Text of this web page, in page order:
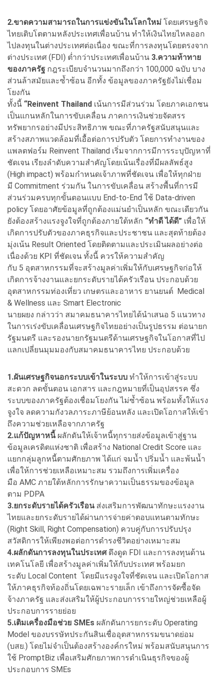
2.ขาดความสามารถในการแข่งขันในโลกใหม่ โดยเศรษฐกิจ
ไทยเติบโตตามหลังประเทศเพื่อนบ้าน ทำให้เงินไทยไหลออก
ไปลงทุนในต่างประเทศต่อเนื่อง ขณะที่การลงทุนโดยตรงจาก
ต่างประเทศ (FDI) ต่ำกว่าประเทศเพื่อนบ้าน 3.ความท้าทาย
ของภาครัฐ กฎระเบียบจำนวนมากถึงกว่า 100,000 ฉบับ บาง
ส่วนล้าสมัยและซ้ำซ้อน อีกทั้ง ข้อมูลของภาครัฐยังไม่เชื่อม
โยงกัน
ทั้งนี้ “Reinvent Thailand เน้นการมีส่วนร่วม โดยภาคเอกชน
เป็นแกนหลักในการขับเคลื่อน ภาคการเงินช่วยจัดสรร
ทรัพยากรอย่างมีประสิทธิภาพ ขณะที่ภาครัฐสนับสนุนและ
สร้างสภาพแวดล้อมที่เอื้อต่อการปรับตัว โดยการทำงานของ
แพลตฟอร์ม Reinvent Thailand เริ่มจากการมีการระบุปัญหาที่
ชัดเจน เรียงลำดับความสำคัญโดยเน้นเรื่องที่มีผลลัพธ์สูง
(High impact) พร้อมกำหนดเจ้าภาพที่ชัดเจน เพื่อให้ทุกฝ่าย
มี Commitment ร่วมกัน ในการขับเคลื่อน สร้างพื้นที่การมี
ส่วนร่วมครบทุกขั้นตอนแบบ End-to-End ใช้ Data-driven
policy โดยอาศัยข้อมูลที่ถูกต้องแม่นยำเป็นหลัก ขณะเดียวกัน
ยังต้องสร้างแรงจูงใจที่ถูกต้องภายใต้หลัก “ทำดี ได้ดี” เพื่อให้
เกิดการปรับตัวของภาคธุรกิจและประชาชน และสุดท้ายต้อง
มุ่งเน้น Result Oriented โดยติดตามและประเมินผลอย่างต่อ
เนื่องด้วย KPI ที่ชัดเจน ทั้งนี้ ควรให้ความสำคัญ
กับ 5 อุตสาหกรรมที่จะสร้างมูลค่าเพิ่มให้กับเศรษฐกิจก่อให้
เกิดการจ้างงานและยกระดับรายได้ครัวเรือน ประกอบด้วย
อุตสาหกรรมท่องเที่ยว เกษตรและอาหาร ยานยนต์ Medical
& Wellness และ Smart Electronic
นายผยง กล่าวว่า สมาคมธนาคารไทยได้นำเสนอ 5 แนวทาง
ในการเร่งขับเคลื่อนเศรษฐกิจไทยอย่างเป็นรูปธรรม ต่อนายก
รัฐมนตรี และรองนายกรัฐมนตรีด้านเศรษฐกิจในโอกาสที่ไป
แลกเปลี่ยนมุมมองกับสมาคมธนาคารไทย ประกอบด้วย
1.ผันเศรษฐกิจนอกระบบเข้าในระบบ ทำให้การเข้าสู่ระบบ
สะดวก ลดขั้นตอน เอกสาร และกฎหมายที่เป็นอุปสรรค ซึ่ง
ระบบของภาครัฐต้องเชื่อมโยงกัน ไม่ซ้ำซ้อน พร้อมทั้งให้แรง
จูงใจ ลดความกังวลภาระภาษีย้อนหลัง และเปิดโอกาสให้เข้า
ถึงความช่วยเหลือจากภาครัฐ
2.แก้ปัญหาหนี้ ผลักดันให้เจ้าหนี้ทุกรายส่งข้อมูลเข้าสู่ฐาน
ข้อมูลเครดิตแห่งชาติ เพื่อสร้าง National Credit Score และ
แยกกลุ่มลูกหนี้ตามศักยภาพ ได้แก่ จมน้ำ ปริ่มน้ำ และพ้นน้ำ
เพื่อให้การช่วยเหลือเหมาะสม รวมถึงการเพิ่มเครื่อง
มือ AMC ภายใต้หลักการรักษาความเป็นธรรมของข้อมูล
ตาม PDPA
3.ยกระดับรายได้ครัวเรือนส่งเสริมการพัฒนาทักษะแรงงาน
ไทยและยกระดับรายได้ผ่านการจ่ายค่าตอบแทนตามทักษะ
(Right Skill, Right Compensation) ควบคู่กับการปรับปรุง
สวัสดิการให้เพียงพอต่อการดำรงชีวิตอย่างเหมาะสม
4.ผลักดันการลงทุนในประเทศดึงดูด FDI และการลงทุนด้าน
เทคโนโลยี เพื่อสร้างมูลค่าเพิ่มให้กับประเทศ พร้อมยก
ระดับ Local Content โดยมีแรงจูงใจที่ชัดเจน และเปิดโอกาส
ให้ภาคธุรกิจท้องถิ่นโดยเฉพาะรายเล็ก เข้าถึงการจัดซื้อจัด
จ้างภาครัฐ และส่งเสริมให้ผู้ประกอบการรายใหญ่ช่วยเหลือผู้
ประกอบการรายย่อย
5.เติมเครื่องมือช่วย SMEs ผลักดันการยกระดับ Operating
Model ของบรรษัทประกันสินเชื่ออุตสาหกรรมขนาดย่อม
(บสย.) โดยไม่จำเป็นต้องสร้างองค์กรใหม่ พร้อมสนับสนุนการ
ใช้ PromptBiz เพื่อเสริมศักยภาพการดำเนินธุรกิจของผู้
ประกอบการ SMEs